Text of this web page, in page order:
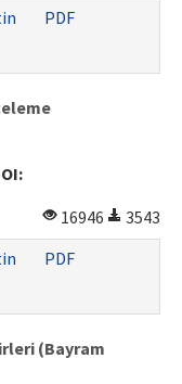
PDF
16946
3543
PDF
(Bayram